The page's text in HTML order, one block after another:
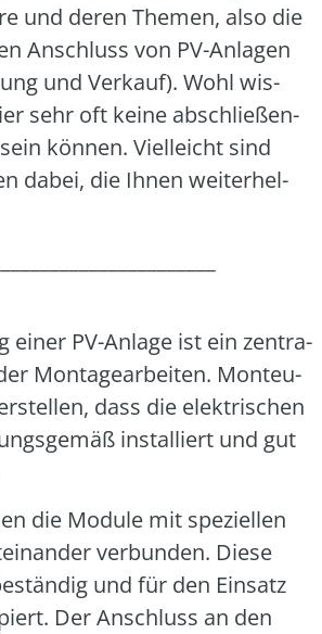
und deren The­men, also die
Anschluss von PV-Anla­gen
und Ver­kauf). Wohl wis­
sehr oft kei­ne abschlie­ßen­
kön­nen. Viel­leicht sind
dabei, die Ihnen wei­ter­hel­
einer PV-Anla­ge ist ein zen­tra­
Mon­ta­ge­ar­bei­ten. Mon­teu­
dass die elek­tri­schen
instal­liert und gut
die Modu­le mit spe­zi­el­len
ver­bun­den. Die­se
und für den Ein­satz
Der Anschluss an den